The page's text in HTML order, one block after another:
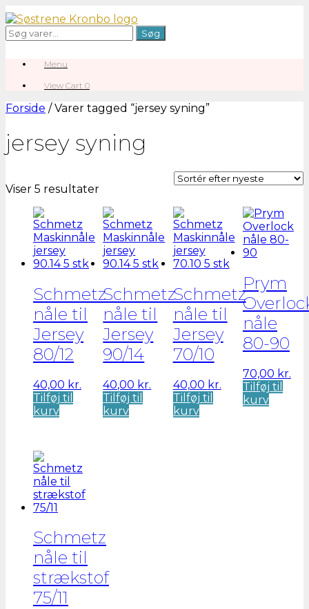
Gå
til
indhold
Søg
efter:
Søg
Menu
View
cart
View Cart 0
Forside / Varer tagged “jersey syning”
jersey syning
Viser 5 resultaterSorteret
seneste
Schmetz
nåle til
Jersey
80/12
40,00 kr.
Tilføj til
kurv
Schmetz
nåle til
Jersey
90/14
40,00 kr.
Tilføj til
kurv
Schmetz
nåle til
Jersey
70/10
40,00 kr.
Tilføj til
kurv
Prym
nåle
80-90
70,00 kr.
Tilføj til
kurv
Schmetz
nåle til
strækstof
75/11